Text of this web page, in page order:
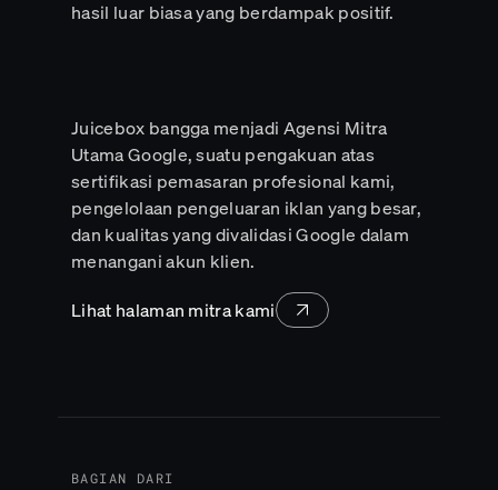
hasil luar biasa yang berdampak positif.
Juicebox bangga menjadi Agensi Mitra
Utama Google, suatu pengakuan atas
sertifikasi pemasaran profesional kami,
pengelolaan pengeluaran iklan yang besar,
dan kualitas yang divalidasi Google dalam
menangani akun klien.
Lihat halaman mitra kami
BAGIAN DARI